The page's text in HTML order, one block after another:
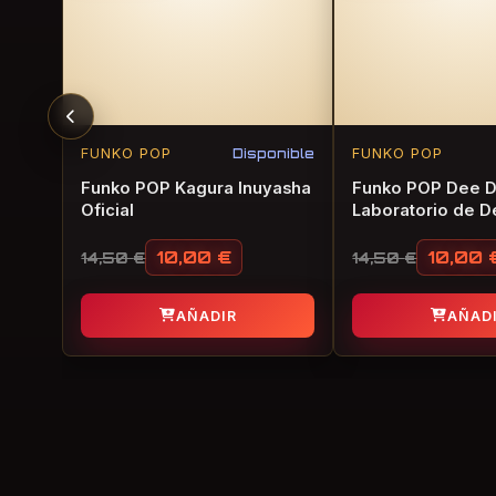
FUNKO POP Disponible
Funko POP Kagura Inuyasha
Oficial
14,50€
El precio original era: 14,50 €.
10,00 €
El precio actual es: 10,00 €.
AÑADIR
FUNKO POP
Funko POP Dee
Laboratorio de
14,50€
El precio
10,00
El precio